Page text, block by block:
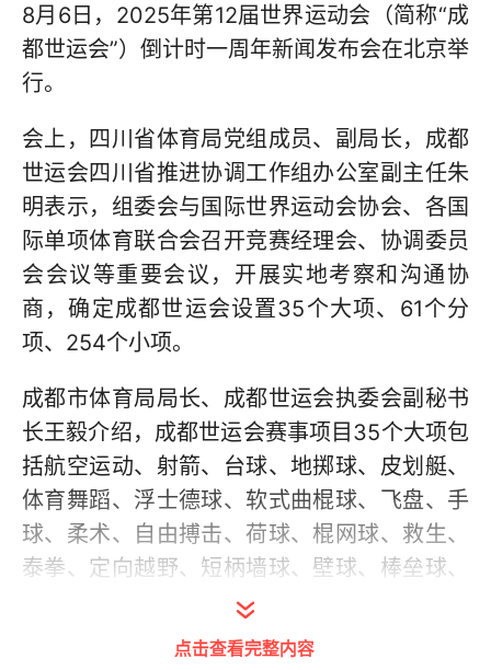
8月6日，2025年第12届世界运动会（简称“成
都世运会”）倒计时一周年新闻发布会在北京举
行。
会上，四川省体育局党组成员、副局长，成都
世运会四川省推进协调工作组办公室副主任朱
明表示，组委会与国际世界运动会协会、各国
际单项体育联合会召开竞赛经理会、协调委员
会会议等重要会议，开展实地考察和沟通协
商，确定成都世运会设置35个大项、61个分
项、254个小项。
成都市体育局局长、成都世运会执委会副秘书
长王毅介绍，成都世运会赛事项目35个大项包
括航空运动、射箭、台球、地掷球、皮划艇、
体育舞蹈、浮士德球、软式曲棍球、飞盘、手
球、柔术、自由搏击、荷球、棍网球、救生、
泰拳、定向越野、短柄墙球、壁球、棒垒球、
攀岩、武术、潜水、体操、空手道、力量举、
拔河、轮滑、滑水、桑搏、摩托艇、轮椅橄榄
点击查看完整内容